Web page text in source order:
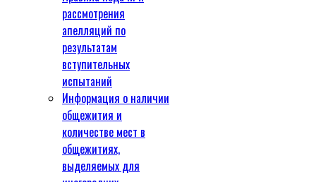
рассмотрения
апелляций по
результатам
вступительных
испытаний
Информация о наличии
общежития и
количестве мест в
общежитиях,
выделяемых для